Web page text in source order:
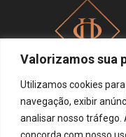
Valorizamos sua
Utilizamos cookies
navegação, exibir
analisar nosso tráfego.
concorda com nosso